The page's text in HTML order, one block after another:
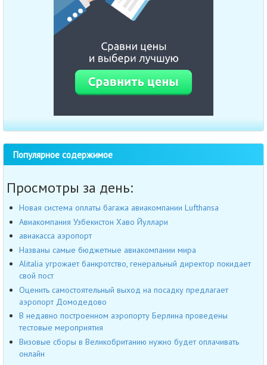
Популярное содержимое
Просмотры за день:
Новая система оплаты багажа авиакомпании Lufthansa
Авиакомпания Узбекистон Хаво Йуллари
авиакасса аэропорт
Названы самые бюджетные авиакомпании мира
Alitalia угрожает банкротство, генеральный директор покидает
свой пост
Оценить самостоятельный выход на посадку предлагает
аэропорт Домодедово
В недавно построенном аэропорту Берлина проведены
тестовые мероприятия
Визовые сборы в Великобританию нужно будет оплачивать
онлайн